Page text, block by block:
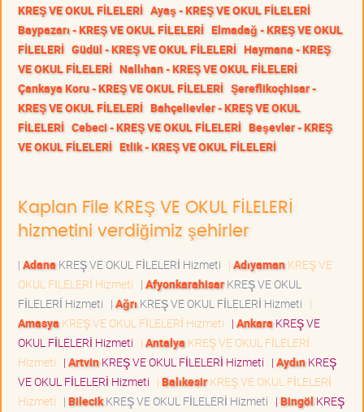
KREŞ VE OKUL FİLELERİ Ayaş - KREŞ VE OKUL FİLELERİ
Baypazarı - KREŞ VE OKUL FİLELERİ Elmadağ - KREŞ VE OKUL
FİLELERİ Güdül - KREŞ VE OKUL FİLELERİ Haymana - KREŞ
VE OKUL FİLELERİ Nallıhan - KREŞ VE OKUL FİLELERİ
Çankaya Koru - KREŞ VE OKUL FİLELERİ Şereflikoçhisar -
KREŞ VE OKUL FİLELERİ Bahçelievler - KREŞ VE OKUL
FİLELERİ Cebeci - KREŞ VE OKUL FİLELERİ Beşevler - KREŞ
VE OKUL FİLELERİ Etlik - KREŞ VE OKUL FİLELERİ
Kaplan File KREŞ VE OKUL FİLELERİ
hizmetini verdiğimiz şehirler
| Adana KREŞ VE OKUL FİLELERİ Hizmeti | AdıyamanKREŞ VE
OKUL FİLELERİ Hizmeti | AfyonkarahisarKREŞ VE OKUL
FİLELERİ Hizmeti | Ağrı KREŞ VE OKUL FİLELERİ Hizmeti |
Amasya KREŞ VE OKUL FİLELERİ Hizmeti | Ankara KREŞ VE
OKUL FİLELERİ Hizmeti | Antalya KREŞ VE OKUL FİLELERİ
Hizmeti | ArtvinKREŞ VE OKUL FİLELERİ Hizmeti | AydınKREŞ
VE OKUL FİLELERİ Hizmeti | BalıkesirKREŞ VE OKUL FİLELERİ
Hizmeti | BilecikKREŞ VE OKUL FİLELERİ Hizmeti | Bingöl KREŞ